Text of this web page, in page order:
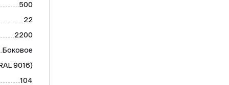
500
22
2200
Боковое
9016)
104